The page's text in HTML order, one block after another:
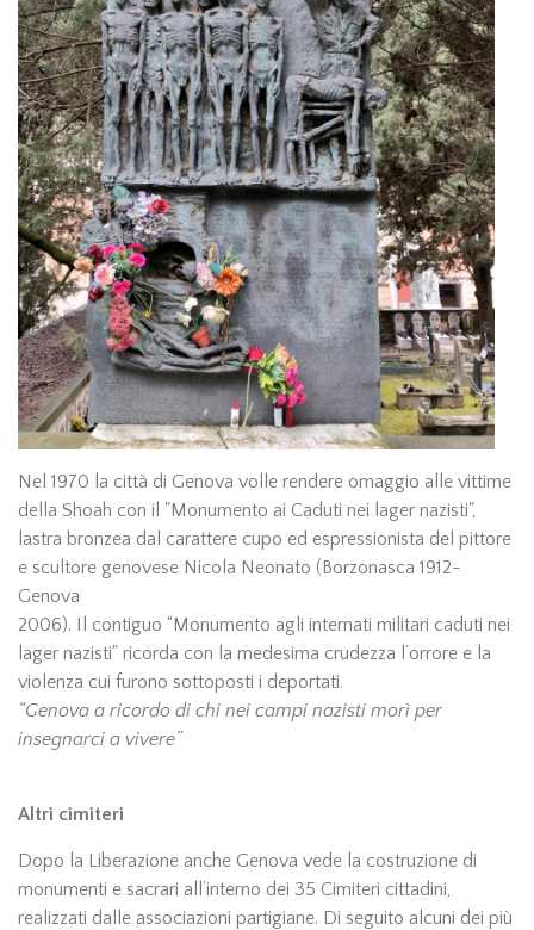
Nel 1970 la città di Genova volle rendere omaggio alle vittime
della Shoah con il "Monumento ai Caduti nei lager nazisti",
lastra bronzea dal carattere cupo ed espressionista del pittore
e scultore genovese Nicola Neonato (Borzonasca 1912-
Genova
2006). Il contiguo “Monumento agli internati militari caduti nei
lager nazisti" ricorda con la medesima crudezza l’orrore e la
violenza cui furono sottoposti i deportati.
“Genova a ricordo di chi nei campi nazisti morì per
insegnarci a vivere”
Altri cimiteri
Dopo la Liberazione anche Genova vede la costruzione di
monumenti e sacrari all’interno dei 35 Cimiteri cittadini,
realizzati dalle associazioni partigiane. Di seguito alcuni dei più